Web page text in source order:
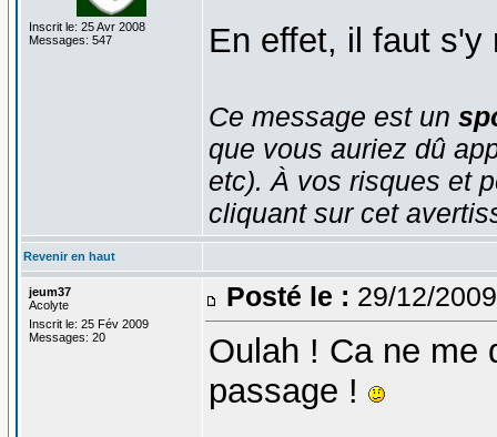
Inscrit le: 25 Avr 2008
Messages: 547
En effet, il faut s'y
Ce message est un
que vous auriez dû
etc). À vos risques et
cliquant sur cet
Revenir en haut
jeum37
Acolyte
Inscrit le: 25 Fév 2009
Messages: 20
Posté le : 29/12/
Oulah ! Ca ne me
passage !